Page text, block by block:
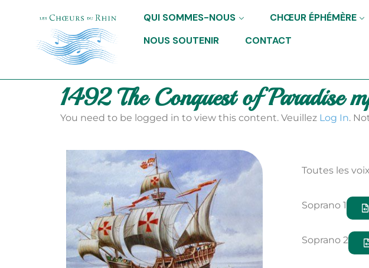
QUI SOMMES-NOUS CHŒUR ÉPHÉMÈRE
NOUS SOUTENIR
CONTACT
1492 The Conquest of Paradise
You need to be logged in to view this content. Veuillez Log In.
Toutes les
Soprano 1
Soprano 2